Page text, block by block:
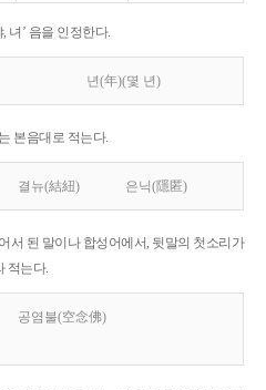
녀’ 음을 인정한다.
년(年)(몇 년)
본음대로 적는다.
결뉴(結紐) 은닉(隱匿)
서 된 말이나 합성어에서, 뒷말의 첫소리가
적는다.
공염불(空念佛)